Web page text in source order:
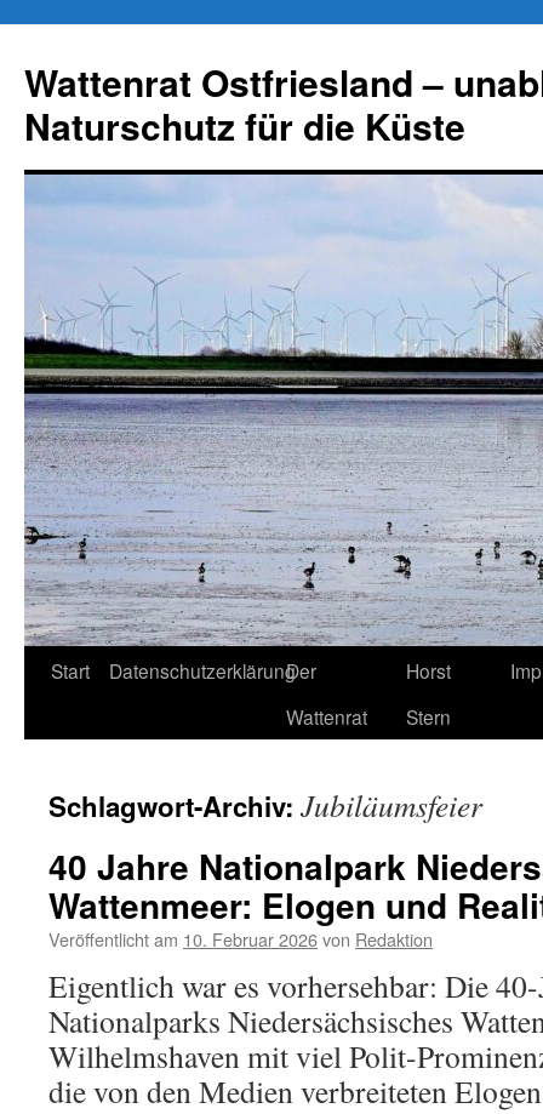
springen
Wattenrat Ostfriesland –
Naturschutz für die Küste
Start DatenschutzerklärungDer
Wattenrat
Horst
Stern
Schlagwort-Archiv: Jubiläumsfeier
40 Jahre Nationalpark
Wattenmeer: Elogen und
Veröffentlicht am 10. Februar 2026von Redaktion
Eigentlich war es vorhersehbar: Die
Nationalparks Niedersächsisches
Wilhelmshaven mit viel Polit-
die von den Medien verbreiteten